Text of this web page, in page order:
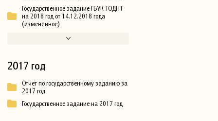
Государственное задание ГБУК ТОДНТ
на 2018 год от 14.12.2018 года
(изменённое)
2017 год
Отчет по государственному заданию за
2017 год
Государственное задание на 2017 год